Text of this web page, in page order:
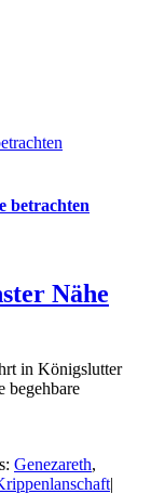
betrachten
Nähe
in Königslutter
begehbare
Genezareth,
|